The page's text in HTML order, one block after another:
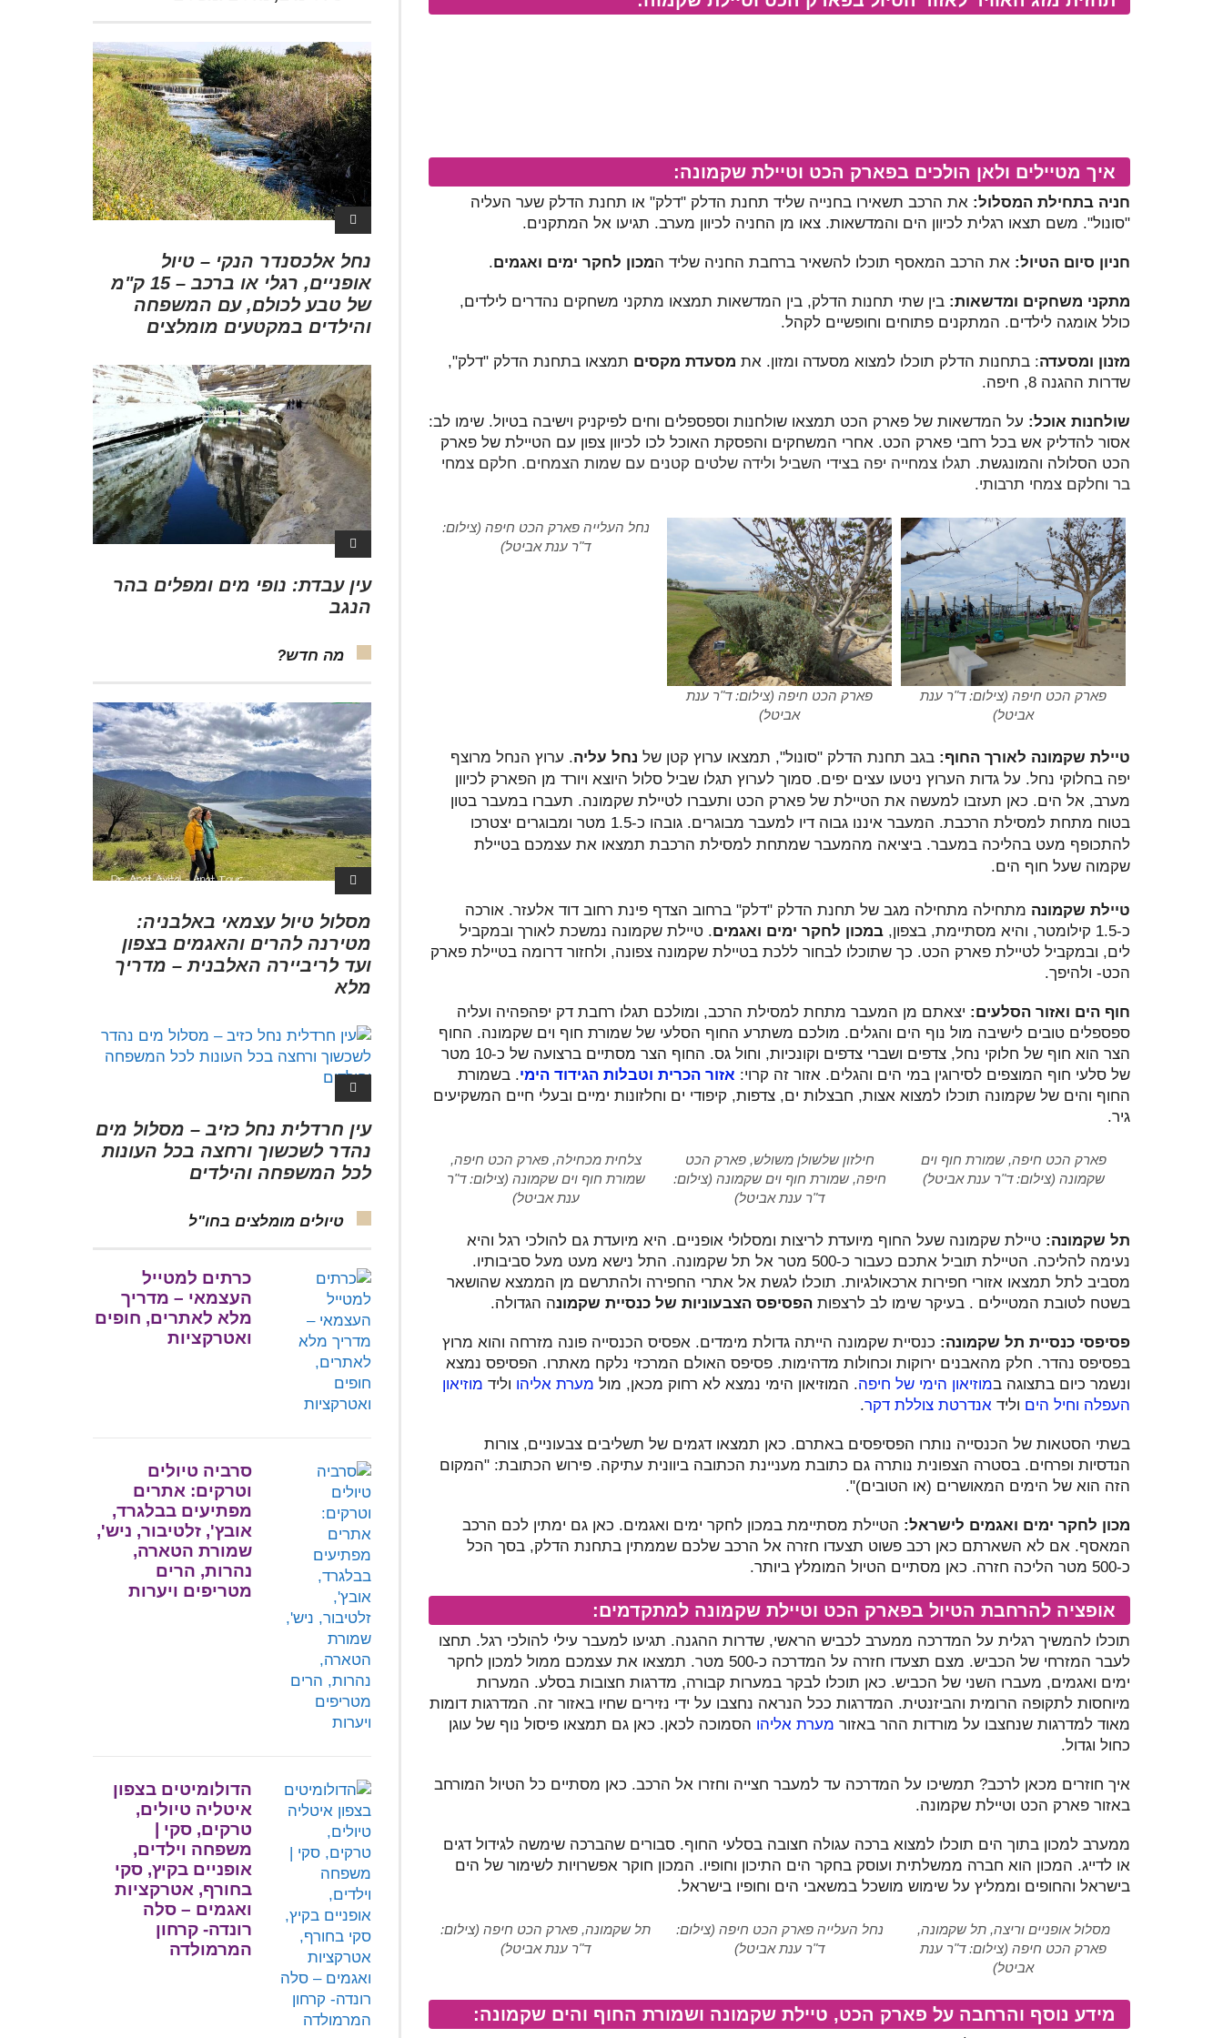
איך מטיילים ולאן הולכים בפארק הכט וטיילת שקמונה:
חניה בתחילת המסלול: את הרכב תשאירו בחנייה שליד תחנת הדלק "דלק" או תחנת הדלק שער העליה
"סונול". משם תצאו רגלית לכיוון הים והמדשאות. צאו מן החניה לכיוון מערב. תגיעו אל המתקנים.
חניון סיום הטיול: את הרכב המאסף תוכלו להשאיר ברחבת החניה שליד המכון לחקר ימים ואגמים.
מתקני משחקים ומדשאות: בין שתי תחנות הדלק, בין המדשאות תמצאו מתקני משחקים נהדרים לילדים,
כולל אומגה לילדים. המתקנים פתוחים וחופשיים לקהל.
מזנון ומסעדה: בתחנות הדלק תוכלו למצוא מסעדה ומזון. את מסעדת מקסים תמצאו בתחנת הדלק "דלק",
שדרות ההגנה 8, חיפה.
שולחנות אוכל: על המדשאות של פארק הכט תמצאו שולחנות וספספלים וחים לפיקניק וישיבה בטיול. שימו לב:
אסור להדליק אש בכל רחבי פארק הכט. אחרי המשחקים והפסקת האוכל לכו לכיוון צפון עם הטיילת של פארק
הכט הסלולה והמונגשת. תגלו צמחייה יפה בצידי השביל ולידה שלטים קטנים עם שמות הצמחים. חלקם צמחי
בר וחלקם צמחי תרבותי.
פארק הכט חיפה (צילום: ד"ר ענת
אביטל)
פארק הכט חיפה (צילום: ד"ר ענת
אביטל)
נחל העלייה פארק הכט חיפה (צילום:
ד"ר ענת אביטל)
טיילת שקמונה לאורך החוף: בגב תחנת הדלק "סונול", תמצאו ערוץ קטן של נחל עליה. ערוץ הנחל מרוצף
יפה בחלוקי נחל. על גדות הערוץ ניטעו עצים יפים. סמוך לערוץ תגלו שביל סלול היוצא ויורד מן הפארק לכיוון
מערב, אל הים. כאן תעזבו למעשה את הטיילת של פארק הכט ותעברו לטיילת שקמונה. תעברו במעבר בטון
בטוח מתחת למסילת הרכבת. המעבר איננו גבוה דיו למעבר מבוגרים. גובהו כ-1.5 מטר ומבוגרים יצטרכו
להתכופף מעט בהליכה במעבר. ביציאה מהמעבר שמתחת למסילת הרכבת תמצאו את עצמכם בטיילת
שקמוה שעל חוף הים.
טיילת שקמונה מתחילה מתחילה מגב של תחנת הדלק "דלק" ברחוב הצדף פינת רחוב דוד אלעזר. אורכה
כ-1.5 קילומטר, והיא מסתיימת, בצפון,
במכון לחקר ימים ואגמים. טיילת שקמונה נמשכת לאורך ובמקביל
לים, ובמקביל לטיילת פארק הכט. כך שתוכלו לבחור ללכת בטיילת שקמונה צפונה, ולחזור דרומה בטיילת פארק
הכט- ולהיפך.
חוף הים ואזור הסלעים: יצאתם מן המעבר מתחת למסילת הרכב, ומולכם תגלו רחבת דק יפהפהיה ועליה
ספספלים טובים לישיבה מול נוף הים והגלים. מולכם משתרע החוף הסלעי של שמורת חוף וים שקמונה. החוף
הצר הוא חוף של חלוקי נחל, צדפים ושברי צדפים וקונכיות, וחול גס. החוף הצר מסתיים ברצועה של כ-10 מטר
של סלעי חוף המוצפים לסירוגין במי הים והגלים. אזור זה קרוי: אזור הכרית וטבלות הגידוד הימי. בשמורת
החוף והים של שקמונה תוכלו למצוא אצות, חבצלות ים, צדפות, קיפודי ים וחלזונות ימיים ובעלי חיים המשקיעים
גיר.
פארק הכט חיפה, שמורת חוף וים
שקמונה (צילום: ד"ר ענת אביטל)
חילזון שלשולן משולש, פארק הכט
חיפה, שמורת חוף וים שקמונה (צילום:
ד"ר ענת אביטל)
צלחית מכחילה, פארק הכט חיפה,
שמורת חוף וים שקמונה (צילום: ד"ר
ענת אביטל)
תל שקמונה: טיילת שקמונה שעל החוף מיועדת לריצות ומסלולי אופניים. היא מיועדת גם להולכי רגל והיא
נעימה להליכה. הטיילת תוביל אתכם כעבור כ-500 מטר אל תל שקמונה. התל נישא מעט מעל סביבותיו.
מסביב לתל תמצאו אזורי חפירות ארכאולגיות. תוכלו לגשת אל אתרי החפירה ולהתרשם מן הממצא שהושאר
בשטח לטובת המטיילים . בעיקר שימו לב לרצפות הפסיפס הצבעוניות של כנסיית שקמונה הגדולה.
פסיפסי כנסיית תל שקמונה: כנסיית שקמונה הייתה גדולת מימדים. אפסיס הכנסייה פונה מזרחה והוא מרוץ
בפסיפס נהדר. חלק מהאבנים ירוקות וכחולות מדהימות. פסיפס האולם המרכזי נלקח מאתרו. הפסיפס נמצא
ונשמר כיום בתצוגה במוזיאון הימי של חיפה. המוזיאון הימי נמצא לא רחוק מכאן, מול מערת אליהו וליד מוזיאון
העפלה וחיל הים וליד אנדרטת צוללת דקר.
בשתי הסטאות של הכנסייה נותרו הפסיפסים באתרם. כאן תמצאו דגמים של תשליבים צבעוניים, צורות
הנדסיות ופרחים. בסטרה הצפונית נותרה גם כתובת מעניינת הכתובה ביוונית עתיקה. פירוש הכתובת: "המקום
הזה הוא של הימים המאושרים (או הטובים)".
מכון לחקר ימים ואגמים לישראל: הטיילת מסתיימת במכון לחקר ימים ואגמים. כאן גם ימתין לכם הרכב
המאסף. אם לא השארתם כאן רכב פשוט תצעדו חזרה אל הרכב שלכם שממתין בתחנת הדלק, בסך הכל
כ-500 מטר הליכה חזרה. כאן מסתיים הטיול המומלץ ביותר.
אופציה להרחבת הטיול בפארק הכט וטיילת שקמונה למתקדמים:
תוכלו להמשיך רגלית על המדרכה ממערב לכביש הראשי, שדרות ההגנה. תגיעו למעבר עילי להולכי רגל. תחצו
לעבר המזרחי של הכביש. מצם תצעדו חזרה על המדרכה כ-500 מטר. תמצאו את עצמכם ממול למכון לחקר
ימים ואגמים, מעברו השני של הכביש. כאן תוכלו לבקר במערות קבורה, מדרגות חצובות בסלע. המערות
מיוחסות לתקופה הרומית והביזנטית. המדרגות ככל הנראה נחצבו על ידי נזירים שחיו באזור זה. המדרגות דומות
מאוד למדרגות שנחצבו על מורדות ההר באזור מערת אליהו הסמוכה לכאן. כאן גם תמצאו פיסול נוף של עוגן
כחול וגדול.
איך חוזרים מכאן לרכב? תמשיכו על המדרכה עד למעבר חצייה וחזרו אל הרכב. כאן מסתיים כל הטיול המורחב
באזור פארק הכט וטיילת שקמונה.
ממערב למכון בתוך הים תוכלו למצוא ברכה עגולה חצובה בסלעי החוף. סבורים שהברכה שימשה לגידול דגים
או לדייג. המכון הוא חברה ממשלתית ועוסק בחקר הים התיכון וחופיו. המכון חוקר אפשרויות לשימור של הים
בישראל והחופים וממליץ על שימוש מושכל במשאבי הים וחופיו בישראל.
מסלול אופניים וריצה, תל שקמונה,
פארק הכט חיפה (צילום: ד"ר ענת
אביטל)
נחל העלייה פארק הכט חיפה (צילום:
ד"ר ענת אביטל)
תל שקמונה, פארק הכט חיפה (צילום:
ד"ר ענת אביטל)
מידע נוסף והרחבה על פארק הכט, טיילת שקמונה ושמורת החוף והים שקמונה:
נחל אלכסנדר הנקי – טיול
אופניים, רגלי או ברכב – 15 ק"מ
של טבע לכולם, עם המשפחה
והילדים במקטעים מומלצים
עין עבדת: נופי מים ומפלים בהר
הנגב
מה חדש?
מסלול טיול עצמאי באלבניה:
מטירנה להרים והאגמים בצפון
ועד לריביירה האלבנית – מדריך
מלא
עין חרדלית נחל כזיב – מסלול מים
נהדר לשכשוך ורחצה בכל העונות
לכל המשפחה והילדים
טיולים מומלצים בחו"ל
כרתים למטייל
העצמאי – מדריך
מלא לאתרים, חופים
ואטרקציות
סרביה טיולים
וטרקים: אתרים
מפתיעים בבלגרד,
אובץ', זלטיבור, ניש',
שמורת הטארה,
נהרות, הרים
מטריפים ויערות
הדולומיטים בצפון
איטליה טיולים,
טרקים, סקי |
משפחה וילדים,
אופניים בקיץ, סקי
בחורף, אטרקציות
ואגמים – סלה
רונדה- קרחון
המרמולדה